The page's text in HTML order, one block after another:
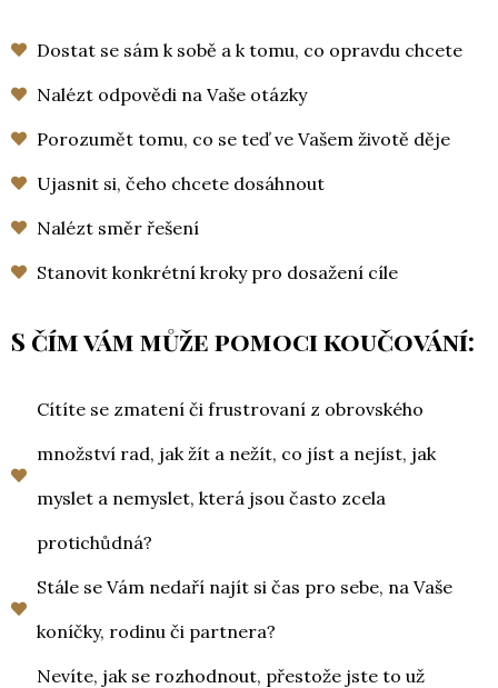
Dostat se sám k sobě a k tomu, co opravdu chcete
Nalézt odpovědi na Vaše otázky
Porozumět tomu, co se teď ve Vašem životě děje
Ujasnit si, čeho chcete dosáhnout
Nalézt směr řešení
Stanovit konkrétní kroky pro dosažení cíle
S čím vám může pomoci koučování:
Cítíte se zmatení či frustrovaní z obrovského
množství rad, jak žít a nežít, co jíst a nejíst, jak
myslet a nemyslet, která jsou často zcela
protichůdná?
Stále se Vám nedaří najít si čas pro sebe, na Vaše
koníčky, rodinu či partnera?
Nevíte, jak se rozhodnout, přestože jste to už